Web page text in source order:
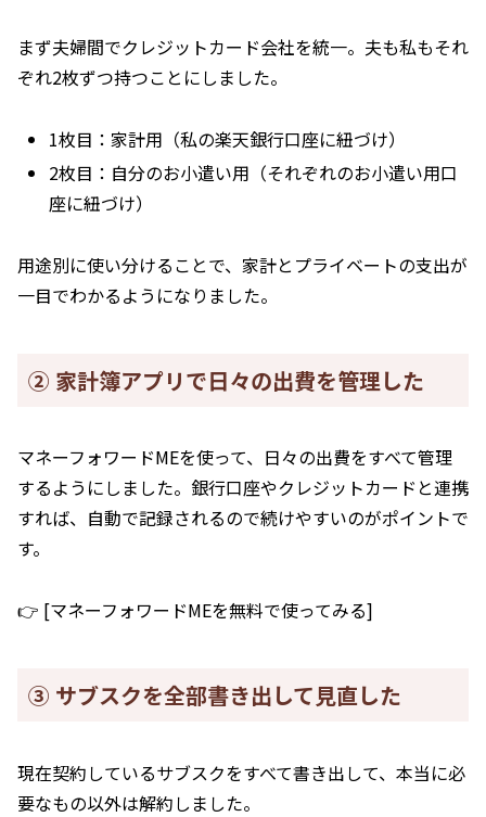
まず夫婦間でクレジットカード会社を統一。夫も私もそれ
ぞれ2枚ずつ持つことにしました。
1枚目：家計用（私の楽天銀行口座に紐づけ）
2枚目：自分のお小遣い用（それぞれのお小遣い用口
座に紐づけ）
用途別に使い分けることで、家計とプライベートの支出が
一目でわかるようになりました。
② 家計簿アプリで日々の出費を管理した
マネーフォワードMEを使って、日々の出費をすべて管理
するようにしました。銀行口座やクレジットカードと連携
すれば、自動で記録されるので続けやすいのがポイントで
す。
👉 [マネーフォワードMEを無料で使ってみる]
③ サブスクを全部書き出して見直した
現在契約しているサブスクをすべて書き出して、本当に必
要なもの以外は解約しました。